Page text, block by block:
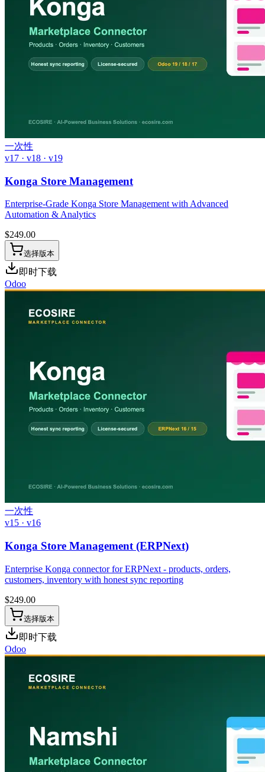
一次性
v17 · v18 · v19
Konga Store Management
Enterprise-Grade Konga Store Management with Advanced
Automation & Analytics
$249.00
选择版本
即时下载
Odoo
一次性
v15 · v16
Konga Store Management (ERPNext)
Enterprise Konga connector for ERPNext - products, orders,
customers, inventory with honest sync reporting
$249.00
选择版本
即时下载
Odoo